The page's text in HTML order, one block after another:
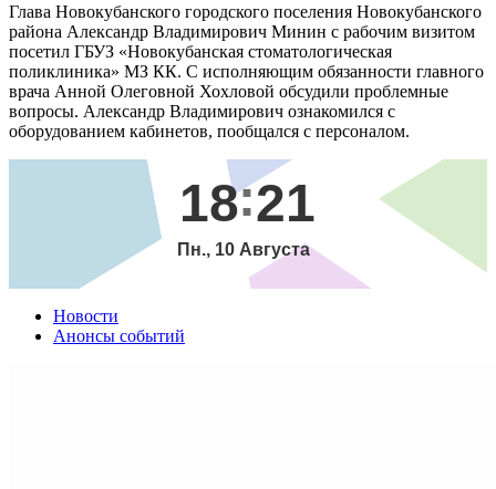
Глава Новокубанского городского поселения Новокубанского
района Александр Владимирович Минин с рабочим визитом
посетил ГБУЗ «Новокубанская стоматологическая
поликлиника» МЗ КК. С исполняющим обязанности главного
врача Анной Олеговной Хохловой обсудили проблемные
вопросы. Александр Владимирович ознакомился с
оборудованием кабинетов, пообщался с персоналом.
18 21
Пн., 10 Августа
Новости
Анонсы событий